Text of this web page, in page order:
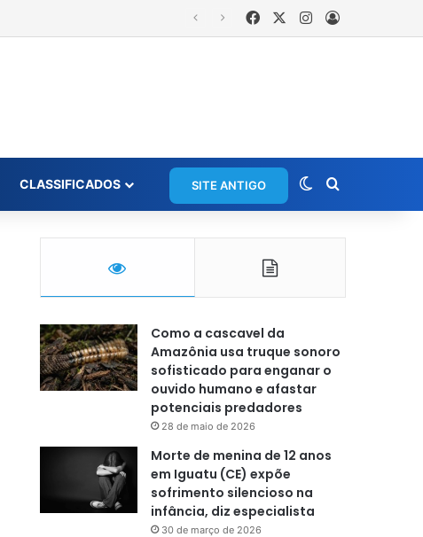
FacebookInstagram
CLASSIFICADOS SITE ANTIGO Switch skin
Como a cascavel da
Amazônia usa truque sonoro
sofisticado para enganar o
ouvido humano e afastar
potenciais predadores
28 de maio de 2026
Morte de menina de 12 anos
em Iguatu (CE) expõe
sofrimento silencioso na
infância, diz especialista
30 de março de 2026